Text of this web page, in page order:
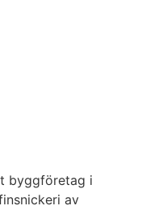
byggföretag i
av